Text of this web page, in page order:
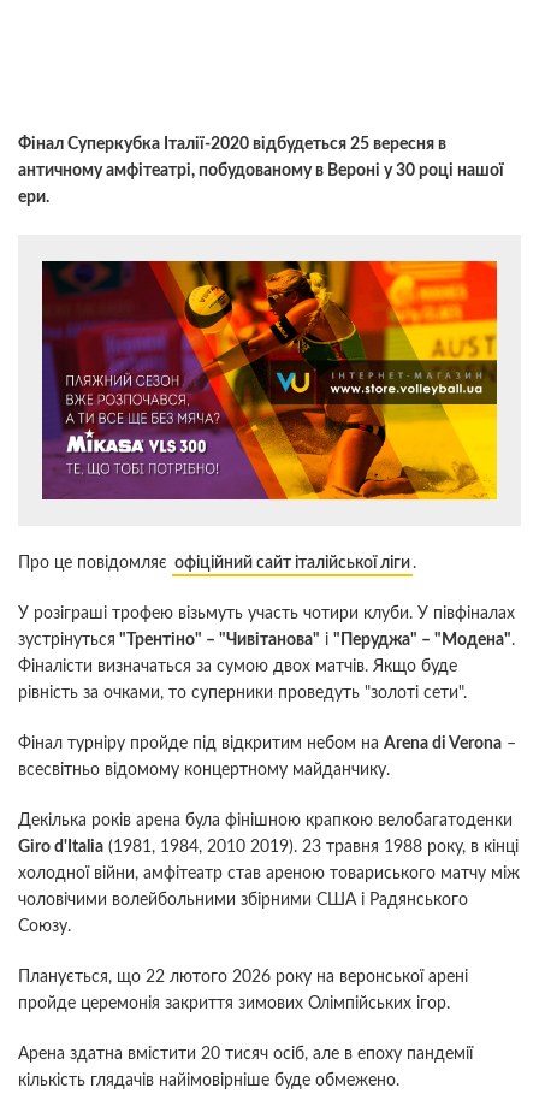
Фінал Суперкубка Італії-2020 відбудеться 25 вересня в
античному амфітеатрі, побудованому в Вероні у 30 році нашої
ери.
Про це повідомляє офіційний сайт італійської ліги .
У розіграші трофею візьмуть участь чотири клуби. У півфіналах
зустрінуться "Трентіно" – "Чивітанова" і "Перуджа" – "Модена".
Фіналісти визначаться за сумою двох матчів. Якщо буде
рівність за очками, то суперники проведуть "золоті сети".
Фінал турніру пройде під відкритим небом на Arena di Verona –
всесвітньо відомому концертному майданчику.
Декілька років арена була фінішною крапкою велобагатоденки
Giro d'Italia (1981, 1984, 2010 2019). 23 травня 1988 року, в кінці
холодної війни, амфітеатр став ареною товариського матчу між
чоловічими волейбольними збірними США і Радянського
Союзу.
Планується, що 22 лютого 2026 року на веронської арені
пройде церемонія закриття зимових Олімпійських ігор.
Арена здатна вмістити 20 тисяч осіб, але в епоху пандемії
кількість глядачів найімовірніше буде обмежено.